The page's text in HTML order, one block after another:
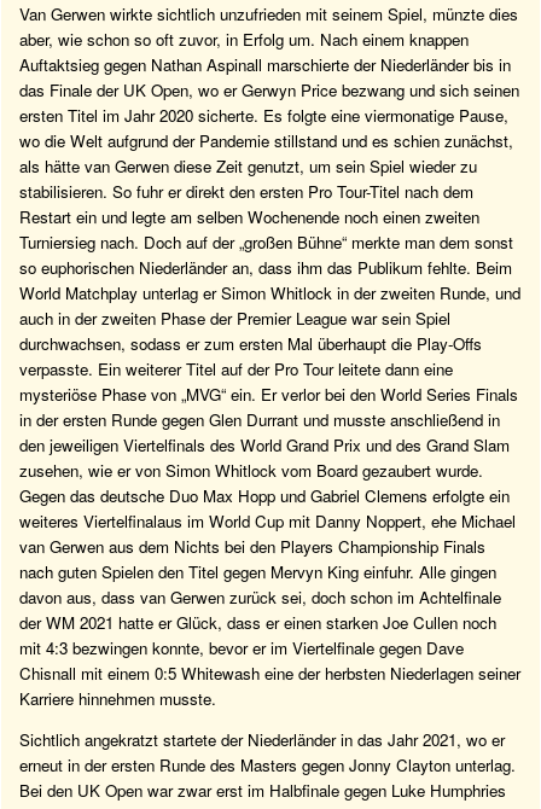
Van Gerwen wirkte sichtlich unzufrieden mit seinem Spiel, münzte dies
aber, wie schon so oft zuvor, in Erfolg um. Nach einem knappen
Auftaktsieg gegen Nathan Aspinall marschierte der Niederländer bis in
das Finale der UK Open, wo er Gerwyn Price bezwang und sich seinen
ersten Titel im Jahr 2020 sicherte. Es folgte eine viermonatige Pause,
wo die Welt aufgrund der Pandemie stillstand und es schien zunächst,
als hätte van Gerwen diese Zeit genutzt, um sein Spiel wieder zu
stabilisieren. So fuhr er direkt den ersten Pro Tour-Titel nach dem
Restart ein und legte am selben Wochenende noch einen zweiten
Turniersieg nach. Doch auf der „großen Bühne“ merkte man dem sonst
so euphorischen Niederländer an, dass ihm das Publikum fehlte. Beim
World Matchplay unterlag er Simon Whitlock in der zweiten Runde, und
auch in der zweiten Phase der Premier League war sein Spiel
durchwachsen, sodass er zum ersten Mal überhaupt die Play-Offs
verpasste. Ein weiterer Titel auf der Pro Tour leitete dann eine
mysteriöse Phase von „MVG“ ein. Er verlor bei den World Series Finals
in der ersten Runde gegen Glen Durrant und musste anschließend in
den jeweiligen Viertelfinals des World Grand Prix und des Grand Slam
zusehen, wie er von Simon Whitlock vom Board gezaubert wurde.
Gegen das deutsche Duo Max Hopp und Gabriel Clemens erfolgte ein
weiteres Viertelfinalaus im World Cup mit Danny Noppert, ehe Michael
van Gerwen aus dem Nichts bei den Players Championship Finals
nach guten Spielen den Titel gegen Mervyn King einfuhr. Alle gingen
davon aus, dass van Gerwen zurück sei, doch schon im Achtelfinale
der WM 2021 hatte er Glück, dass er einen starken Joe Cullen noch
mit 4:3 bezwingen konnte, bevor er im Viertelfinale gegen Dave
Chisnall mit einem 0:5 Whitewash eine der herbsten Niederlagen seiner
Karriere hinnehmen musste.
Sichtlich angekratzt startete der Niederländer in das Jahr 2021, wo er
erneut in der ersten Runde des Masters gegen Jonny Clayton unterlag.
Bei den UK Open war zwar erst im Halbfinale gegen Luke Humphries